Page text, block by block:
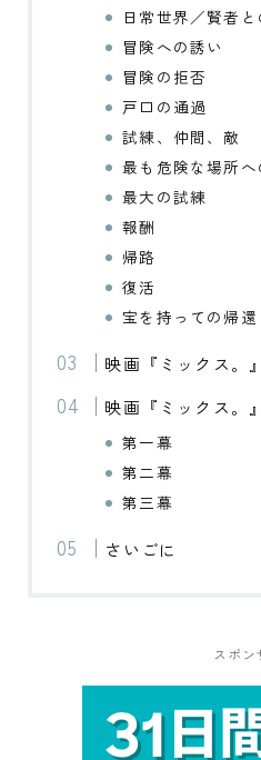
日常世界／賢者と
冒険への誘い
冒険の拒否
戸口の通過
試練、仲間、敵
最も危険な場所へ
最大の試練
報酬
帰路
復活
宝を持っての帰還
映画『ミックス。
映画『ミックス。
第一幕
第二幕
第三幕
さいごに
スポン